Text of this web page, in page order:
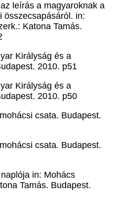
leírás a magyaroknak a
összecsapásáról. in:
Katona Tamás.
Királyság és a
2010. p51
Királyság és a
2010. p50
csata. Budapest.
csata. Budapest.
in: Mohács
Tamás. Budapest.